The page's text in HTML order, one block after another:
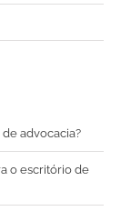
advocacia?
o escritório de